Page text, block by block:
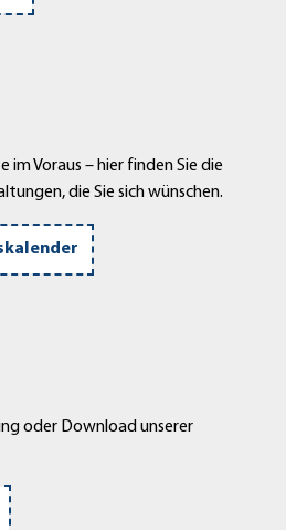
im Voraus – hier finden Sie die
die Sie sich wünschen.
oder Download unserer